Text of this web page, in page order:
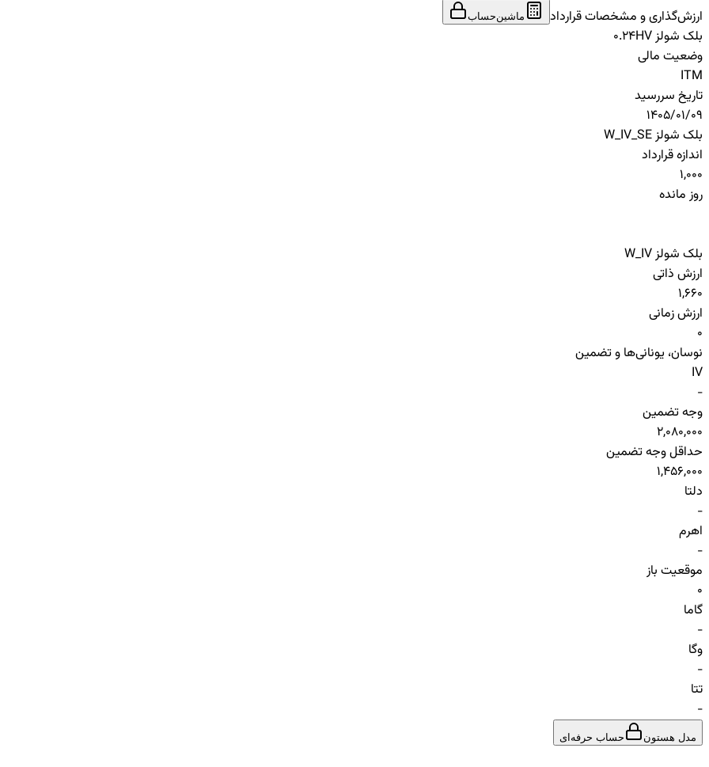
ارزش‌گذاری و مشخصات قرارداد
ماشین‌حساب
بلک شولز HV
0.24
وضعیت مالی
ITM
تاریخ سررسید
1405/01/09
بلک شولز W_IV_SE
اندازه قرارداد
1,000
روز مانده
بلک شولز W_IV
ارزش ذاتی
1,660
ارزش زمانی
0
نوسان، یونانی‌ها و تضمین
IV
-
وجه تضمین
2,080,000
حداقل وجه تضمین
1,456,000
دلتا
-
اهرم
-
موقعیت باز
0
گاما
-
وگا
-
تتا
-
مدل هستون حساب حرفه‌ای